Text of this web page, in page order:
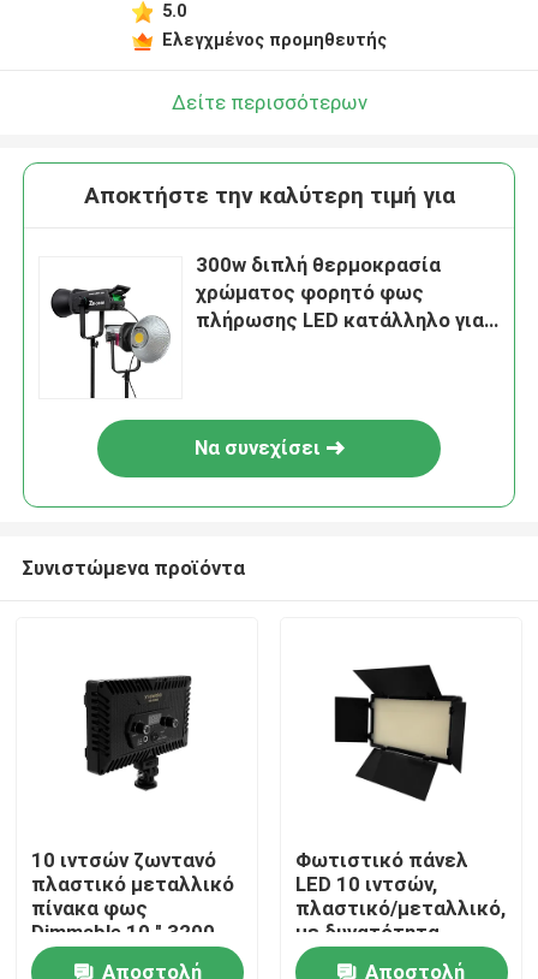
Προϊόντα
Βίντεο
5.0
Ελεγχμένος προμηθευτής
Δείτε περισσότερων
Αποκτήστε την καλύτερη τιμή για
300w διπλή θερμοκρασία
χρώματος φορητό φως
πλήρωσης LED κατάλληλο για
Να συνεχίσει
Συνιστώμενα προϊόντα
10 ιντσών ζωντανό
πλαστικό μεταλλικό
πίνακα φως
Dimmable 10 " 3200-
6500k Led εσωτερική
Αποστολή
Φωτιστικό πάνελ
LED 10 ιντσών,
πλαστικό/μεταλλικό,
με δυνατότητα
ρύθμισης
Αποστολή